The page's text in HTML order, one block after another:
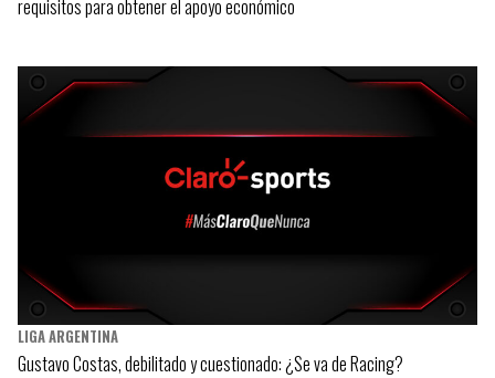
requisitos para obtener el apoyo económico
LIGA ARGENTINA
Gustavo Costas, debilitado y cuestionado: ¿Se va de Racing?